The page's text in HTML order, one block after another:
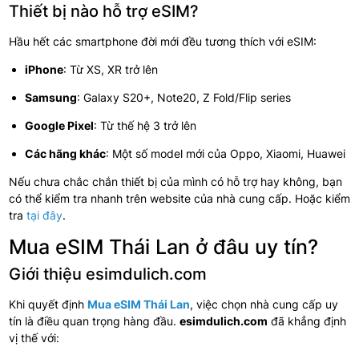
Thiết bị nào hỗ trợ eSIM?
Hầu hết các smartphone đời mới đều tương thích với eSIM:
iPhone: Từ XS, XR trở lên
Samsung: Galaxy S20+, Note20, Z Fold/Flip series
Google Pixel: Từ thế hệ 3 trở lên
Các hãng khác: Một số model mới của Oppo, Xiaomi, Huawei
Nếu chưa chắc chắn thiết bị của mình có hỗ trợ hay không, bạn
có thể kiểm tra nhanh trên website của nhà cung cấp. Hoặc kiểm
tra tại đây.
Mua eSIM Thái Lan ở đâu uy tín?
Giới thiệu esimdulich.com
Khi quyết định Mua eSIM Thái Lan, việc chọn nhà cung cấp uy
tín là điều quan trọng hàng đầu. esimdulich.com đã khẳng định
vị thế với: